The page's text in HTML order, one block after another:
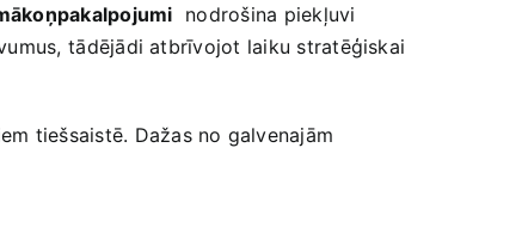
⁣ nodrošina piekļuvi
tādējādi atbrīvojot laiku stratēģiskai
tiešsaistē. Dažas no galvenajām